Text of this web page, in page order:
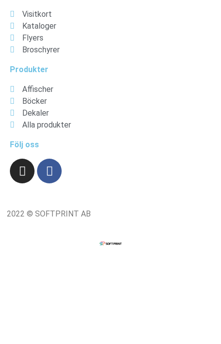
Visitkort
Kataloger
Flyers
Broschyrer
Produkter
Affischer
Böcker
Dekaler
Alla produkter
Följ oss
2022 © SOFTPRINT AB